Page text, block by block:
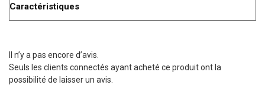
Caractéristiques
Il n’y a pas encore d’avis.
Seuls les clients connectés ayant acheté ce produit ont la
possibilité de laisser un avis.